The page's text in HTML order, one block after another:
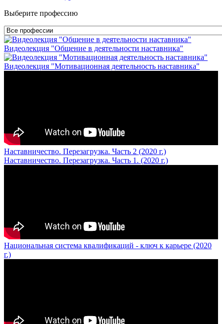
Выберите профессию
Видеолекция "Общение в деятельности наставника"
Видеолекция "Мотивационная деятельность наставника"
Наставничество. Перезагрузка. Часть 2 (2020 г.)
Наставничество. Перезагрузка. Часть 1. (2020 г.)
Национальная система квалификаций - ключ к карьере (2020
г.)